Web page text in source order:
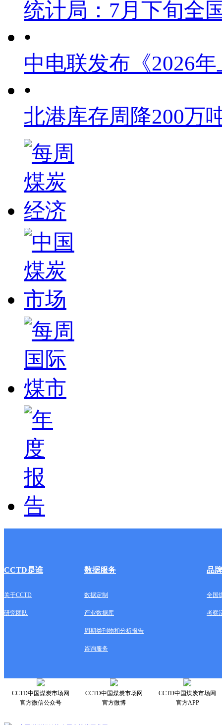
统计局：7月下旬全
•
中电联发布《2026
•
北港库存周降200万
CCTD是谁 数据服务 品
关于CCTD 数据定制 全国
研究团队 产业数据库 考察
周期类刊物和分析报告
咨询服务
CCTD中国煤炭市场网
官方微信公众号
CCTD中国煤炭市场网
官方微博
CCTD中国煤炭市场网
官方APP